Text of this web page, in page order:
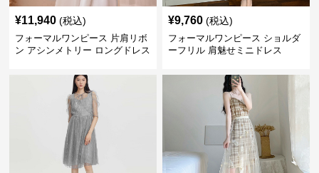
¥11,940 (税込)
フォーマルワンピース 片肩リボ
ン アシンメトリー ロングドレス
¥9,760 (税込)
フォーマルワンピース ショルダ
ーフリル 肩魅せミニドレス